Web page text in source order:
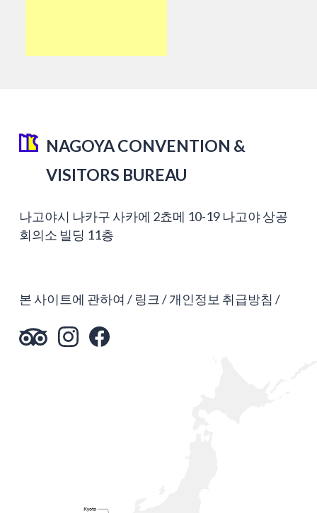
NAGOYA CONVENTION &
VISITORS BUREAU
나고야시 나카구 사카에 2쵸메 10-19 나고야 상공
회의소 빌딩 11층
본 사이트에 관하여 링크 개인정보 취급방침